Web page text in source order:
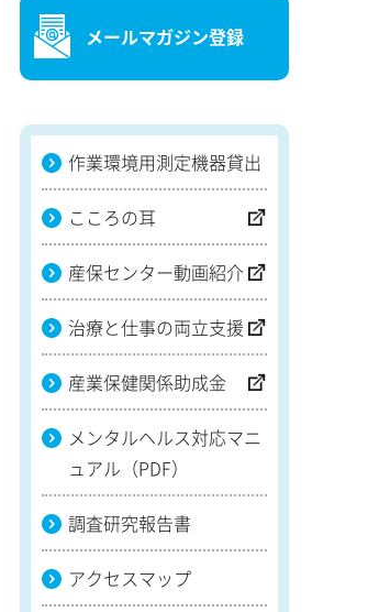
メールマガジン登録
作業環境用測定機器貸出
こころの耳
産保センター動画紹介
治療と仕事の両立支援
産業保健関係助成金
メンタルヘルス対応マニ
ュアル（PDF）
調査研究報告書
アクセスマップ